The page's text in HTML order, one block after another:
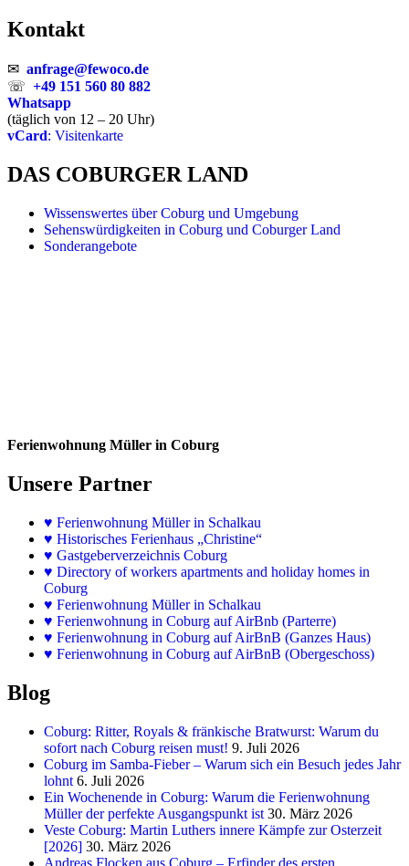
Kontakt
✉ anfrage@fewoco.de
☏ +49 151 560 80 882
Whatsapp
(täglich von 12 – 20 Uhr)
vCard: Visitenkarte
DAS COBURGER LAND
Wissenswertes über Coburg und Umgebung
Sehenswürdigkeiten in Coburg und Coburger Land
Sonderangebote
Ferienwohnung Müller in Coburg
Unsere Partner
♥ Ferienwohnung Müller in Schalkau
♥ Historisches Ferienhaus „Christine“
♥ Gastgeberverzeichnis Coburg
♥ Directory of workers apartments and holiday homes in
Coburg
♥ Ferienwohnung Müller in Schalkau
♥ Ferienwohnung in Coburg auf AirBnb (Parterre)
♥ Ferienwohnung in Coburg auf AirBnB (Ganzes Haus)
♥ Ferienwohnung in Coburg auf AirBnB (Obergeschoss)
Blog
Coburg: Ritter, Royals & fränkische Bratwurst: Warum du
sofort nach Coburg reisen must! 9. Juli 2026
Coburg im Samba-Fieber – Warum sich ein Besuch jedes Jahr
lohnt 6. Juli 2026
Ein Wochenende in Coburg: Warum die Ferienwohnung
Müller der perfekte Ausgangspunkt ist 30. März 2026
Veste Coburg: Martin Luthers innere Kämpfe zur Osterzeit
[2026] 30. März 2026
Andreas Flocken aus Coburg – Erfinder des ersten